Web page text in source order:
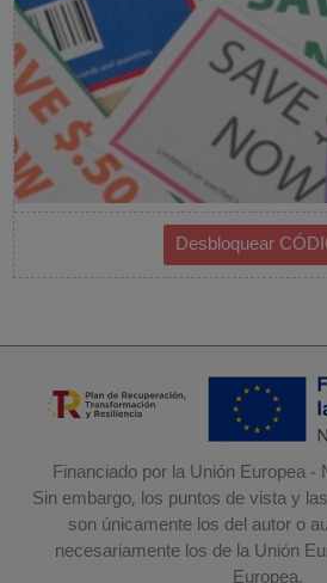
Financiado por la Unión Europea -
Sin embargo, los puntos de vista y
son únicamente los del autor o
necesariamente los de la Unión